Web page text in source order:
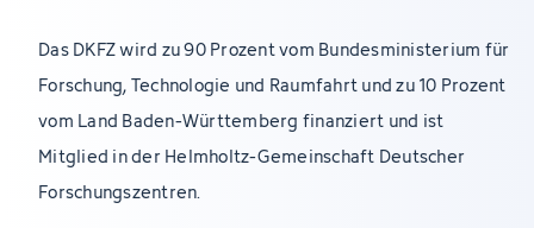
Das DKFZ wird zu 90 Prozent vom Bundesministerium für
Forschung, Technologie und Raumfahrt und zu 10 Prozent
vom Land Baden-Württemberg finanziert und ist
Mitglied in der Helmholtz-Gemeinschaft Deutscher
Forschungszentren.